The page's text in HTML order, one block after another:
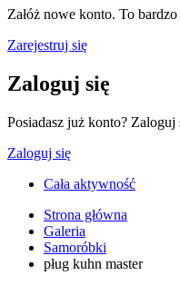
Załóż nowe konto. To bardzo
Zarejestruj się
Zaloguj się
Posiadasz już konto? Zaloguj
Zaloguj się
Cała aktywność
Strona główna
Galeria
Samoróbki
pług kuhn master